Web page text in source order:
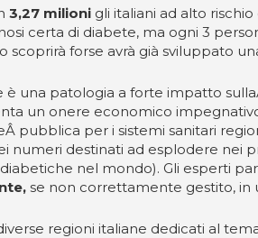
3,27 milioni gli italiani ad alto
certa di diabete, ma ogni 3
scoprirà forse avrà già sviluppato
è una patologia a forte impatto
un onere economico
pubblica per i sistemi sanitari
numeri destinati ad esplodere nei
nel mondo). Gli esperti
se non correttamente gestito, in
regioni italiane dedicati al